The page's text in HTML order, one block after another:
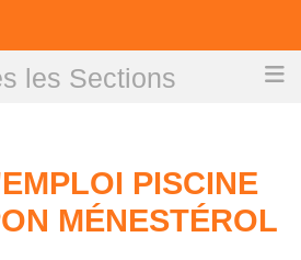
les Sections
Montpon Ménestérol
PISCINE
MÉNESTÉROL